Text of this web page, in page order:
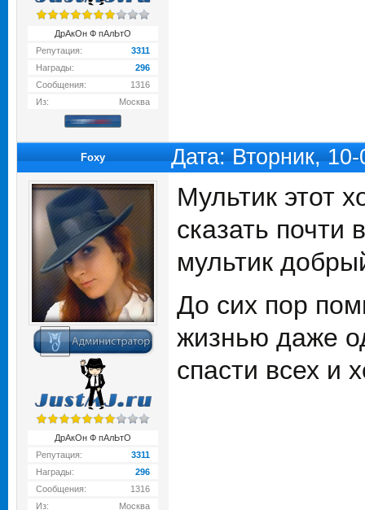
ДрАкОн Ф пАлЬтО
Репутация:
3311
Награды:
296
Сообщения:
1316
Из:
Москва
Foxy Дата: Вторник,
ДрАкОн Ф пАлЬтО
Репутация:
3311
Награды:
296
Сообщения:
1316
Из:
Москва
Мультик этот
сказать почти
мультик
До сих пор
жизнью даже
спасти всех и